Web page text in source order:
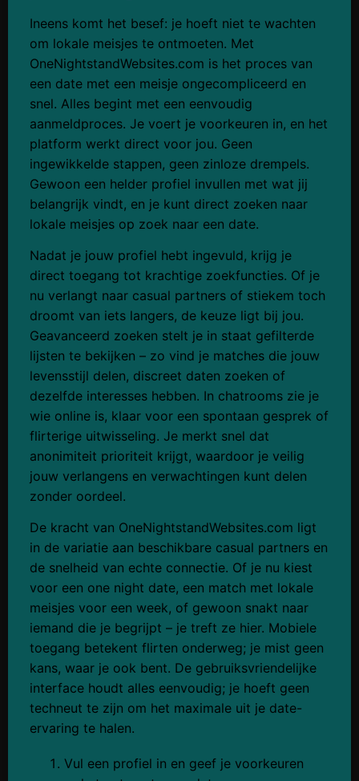
Ineens komt het besef: je hoeft niet te wachten
om lokale meisjes te ontmoeten. Met
OneNightstandWebsites.com is het proces van
een date met een meisje ongecompliceerd en
snel. Alles begint met een eenvoudig
aanmeldproces. Je voert je voorkeuren in, en het
platform werkt direct voor jou. Geen
ingewikkelde stappen, geen zinloze drempels.
Gewoon een helder profiel invullen met wat jij
belangrijk vindt, en je kunt direct zoeken naar
lokale meisjes op zoek naar een date.
Nadat je jouw profiel hebt ingevuld, krijg je
direct toegang tot krachtige zoekfuncties. Of je
nu verlangt naar casual partners of stiekem toch
droomt van iets langers, de keuze ligt bij jou.
Geavanceerd zoeken stelt je in staat gefilterde
lijsten te bekijken – zo vind je matches die jouw
levensstijl delen, discreet daten zoeken of
dezelfde interesses hebben. In chatrooms zie je
wie online is, klaar voor een spontaan gesprek of
flirterige uitwisseling. Je merkt snel dat
anonimiteit prioriteit krijgt, waardoor je veilig
jouw verlangens en verwachtingen kunt delen
zonder oordeel.
De kracht van OneNightstandWebsites.com ligt
in de variatie aan beschikbare casual partners en
de snelheid van echte connectie. Of je nu kiest
voor een one night date, een match met lokale
meisjes voor een week, of gewoon snakt naar
iemand die je begrijpt – je treft ze hier. Mobiele
toegang betekent flirten onderweg; je mist geen
kans, waar je ook bent. De gebruiksvriendelijke
interface houdt alles eenvoudig; je hoeft geen
techneut te zijn om het maximale uit je date-
ervaring te halen.
Vul een profiel in en geef je voorkeuren